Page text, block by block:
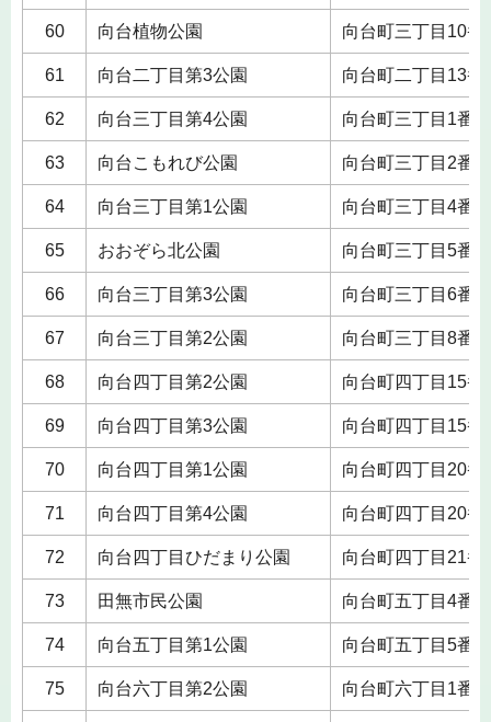
60 向台植物公園 向台町三丁目10番
61 向台二丁目第3公園 向台町二丁目13番
62 向台三丁目第4公園 向台町三丁目1番
63 向台こもれび公園 向台町三丁目2番
64 向台三丁目第1公園 向台町三丁目4番
65 おおぞら北公園 向台町三丁目5番
66 向台三丁目第3公園 向台町三丁目6番
67 向台三丁目第2公園 向台町三丁目8番
68 向台四丁目第2公園 向台町四丁目15番
69 向台四丁目第3公園 向台町四丁目15番
70 向台四丁目第1公園 向台町四丁目20番
71 向台四丁目第4公園 向台町四丁目20番
72 向台四丁目ひだまり公園 向台町四丁目21番
73 田無市民公園 向台町五丁目4番
74 向台五丁目第1公園 向台町五丁目5番
75 向台六丁目第2公園 向台町六丁目1番